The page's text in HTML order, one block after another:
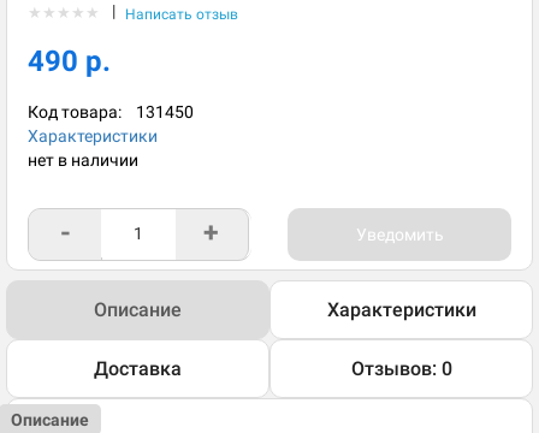
★ ★ ★ ★ ★ | Написать отзыв
490 р.
Код товара: 131450
Характеристики
нет в наличии
- + Уведомить
Описание Характеристики
Доставка Отзывов: 0
Описание